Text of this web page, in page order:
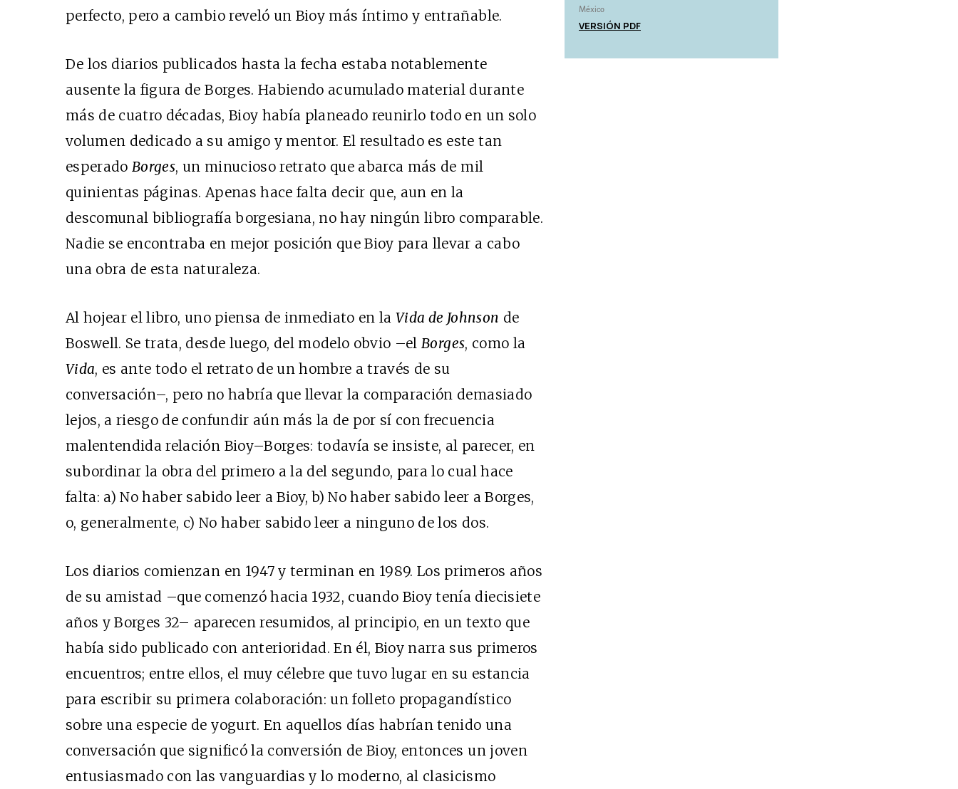
perfecto, pero a cambio reveló un Bioy más íntimo y entrañable.
De los diarios publicados hasta la fecha estaba notablemente
ausente la figura de Borges. Habiendo acumulado material durante
más de cuatro décadas, Bioy había planeado reunirlo todo en un solo
volumen dedicado a su amigo y mentor. El resultado es este tan
esperadoBorges, un minucioso retrato que abarca más de mil
quinientas páginas. Apenas hace falta decir que, aun en la
descomunal bibliografía borgesiana, no hay ningún libro comparable.
Nadie se encontraba en mejor posición que Bioy para llevar a cabo
una obra de esta naturaleza.
Al hojear el libro, uno piensa de inmediato en laVida de Johnson de
Boswell. Se trata, desde luego, del modelo obvio –elBorges, como la
Vida, es ante todo el retrato de un hombre a través de su
conversación–, pero no habría que llevar la comparación demasiado
lejos, a riesgo de confundir aún más la de por sí con frecuencia
malentendida relación Bioy–Borges: todavía se insiste, al parecer, en
subordinar la obra del primero a la del segundo, para lo cual hace
falta: a) No haber sabido leer a Bioy, b) No haber sabido leer a Borges,
o, generalmente, c) No haber sabido leer a ninguno de los dos.
Los diarios comienzan en 1947 y terminan en 1989. Los primeros años
de su amistad –que comenzó hacia 1932, cuando Bioy tenía diecisiete
años y Borges 32– aparecen resumidos, al principio, en un texto que
había sido publicado con anterioridad. En él, Bioy narra sus primeros
encuentros; entre ellos, el muy célebre que tuvo lugar en su estancia
para escribir su primera colaboración: un folleto propagandístico
sobre una especie de yogurt. En aquellos días habrían tenido una
conversación que significó la conversión de Bioy, entonces un joven
entusiasmado con las vanguardias y lo moderno, al clasicismo
México
VERSIÓN PDF